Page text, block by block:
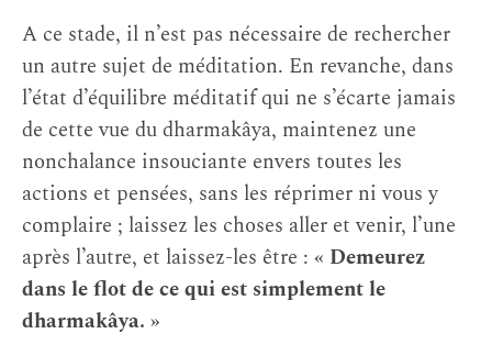
A ce stade, il n’est pas nécessaire de rechercher
un autre sujet de méditation. En revanche, dans
l’état d’équilibre méditatif qui ne s’écarte jamais
de cette vue du dharmakâya, maintenez une
nonchalance insouciante envers toutes les
actions et pensées, sans les réprimer ni vous y
complaire ; laissez les choses aller et venir, l’une
après l’autre, et laissez-les être : « Demeurez
dans le flot de ce qui est simplement le
dharmakâya. »